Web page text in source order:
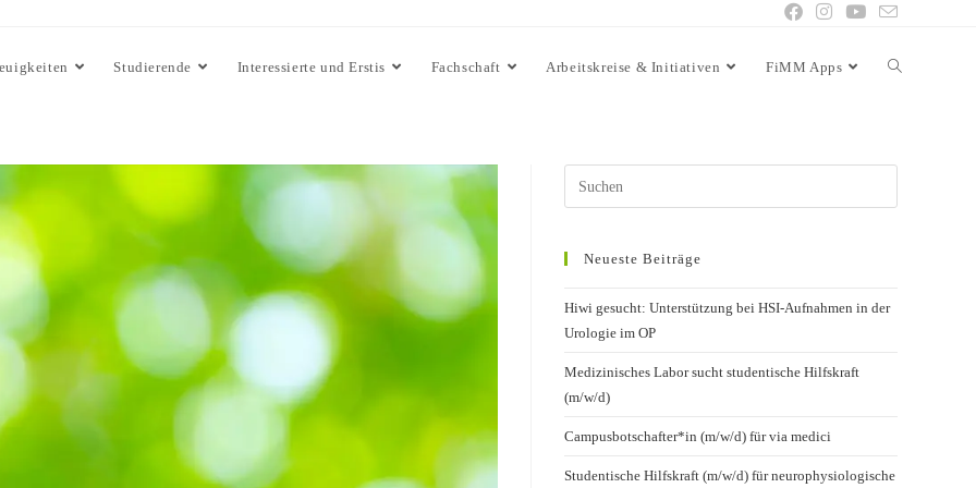
Studierende Interessierte und Erstis Fachschaft Arbeitskreise & Initiativen FiMM Apps
Neueste Beiträge
Hiwi gesucht: Unterstützung bei HSI-Aufnahmen in der
Urologie im OP
Medizinisches Labor sucht studentische Hilfskraft
(m/w/d)
Campusbotschafter*in (m/w/d) für via medici
Studentische Hilfskraft (m/w/d) für neurophysiologische